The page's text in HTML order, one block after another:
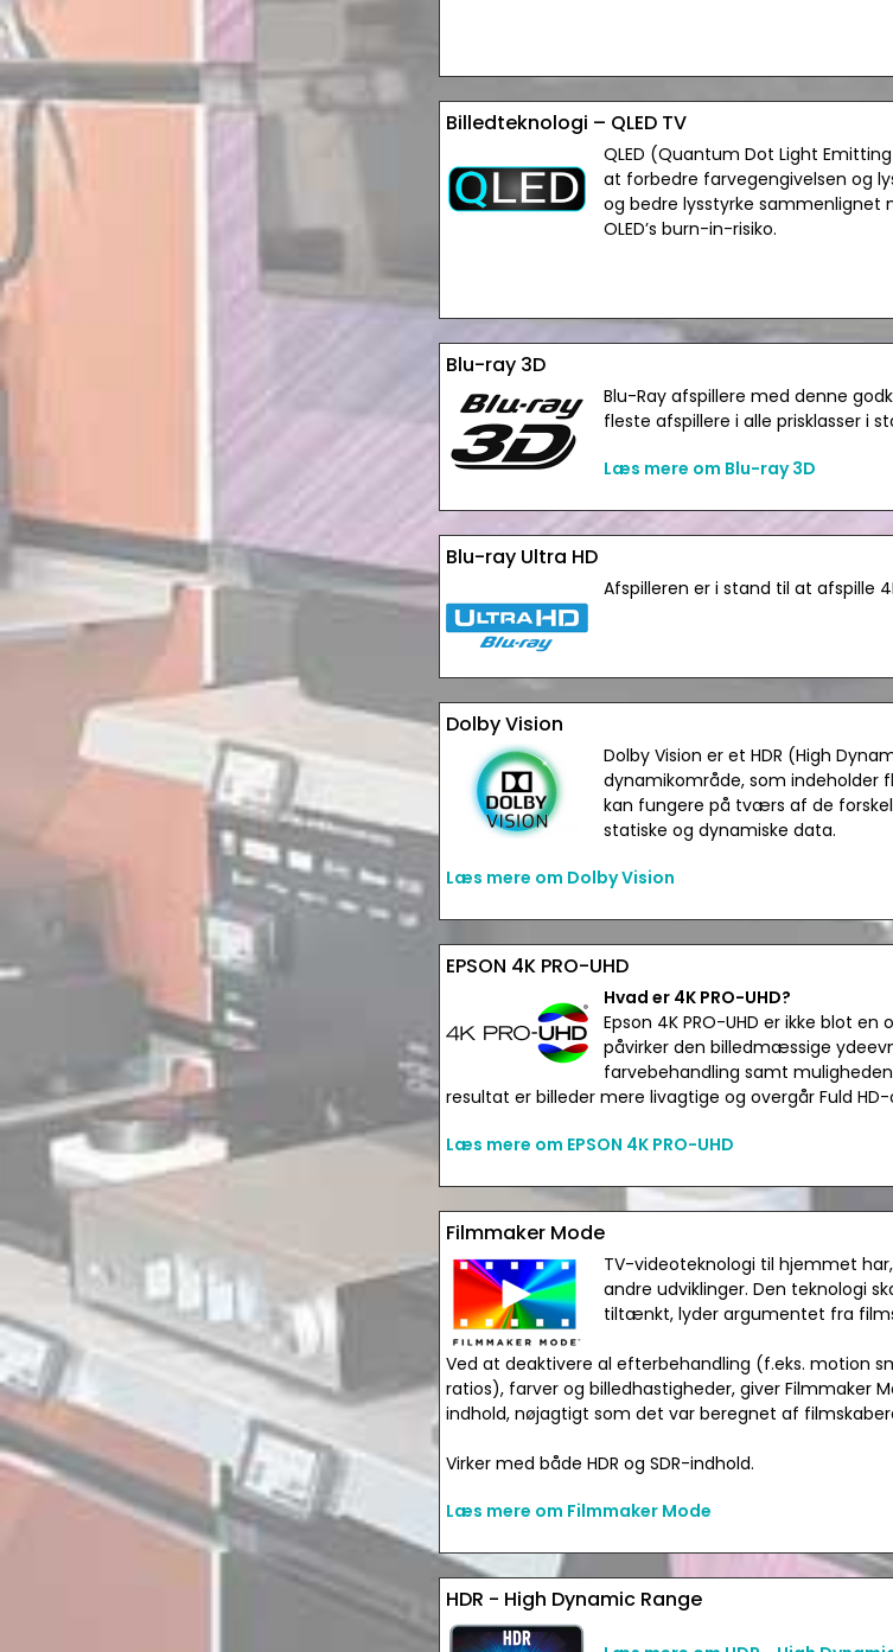
Billedteknologi – QLED TV
QLED (Quantum Dot Light
at forbedre farvegengivelsen og
og bedre lysstyrke
OLED’s burn-in-risiko.
Blu-ray 3D
Blu-Ray afspillere med denne
fleste afspillere i alle prisklasser i
Læs mere om Blu-ray 3D
Blu-ray Ultra HD
Afspilleren er i stand til at afspille
Dolby Vision
Dolby Vision er et HDR (High
dynamikområde, som indeholder
kan fungere på tværs af de
statiske og dynamiske data.
Læs mere om Dolby Vision
EPSON 4K PRO-UHD
Hvad er 4K PRO-UHD?
Epson 4K PRO-UHD er ikke blot
påvirker den billedmæssige
farvebehandling samt
resultat er billeder mere livagtige og overgår Fuld
Læs mere om EPSON 4K PRO-UHD
Filmmaker Mode
TV-videoteknologi til hjemmet
andre udviklinger. Den teknologi
tiltænkt, lyder argumentet fra
Ved at deaktivere al efterbehandling (f.eks. motion
ratios), farver og billedhastigheder, giver Filmmaker
indhold, nøjagtigt som det var beregnet af
Virker med både HDR og SDR-indhold.
Læs mere om Filmmaker Mode
HDR - High Dynamic Range